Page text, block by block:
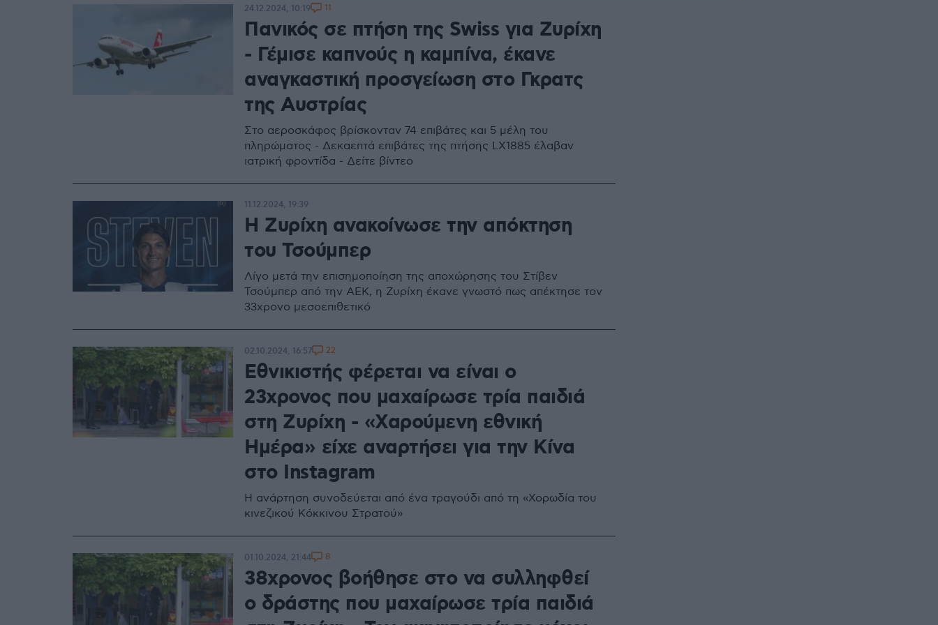
Πανικός σε πτήση της Swiss για Ζυρίχη
- Γέμισε καπνούς η καμπίνα, έκανε
αναγκαστική προσγείωση στο Γκρατς
της Αυστρίας
Στο αεροσκάφος βρίσκονταν 74 επιβάτες και 5 μέλη του
πληρώματος - Δεκαεπτά επιβάτες της πτήσης LX1885 έλαβαν
ιατρική φροντίδα - Δείτε βίντεο
24.12.2024, 10:19 11
Η Ζυρίχη ανακοίνωσε την απόκτηση
του Τσούμπερ
Λίγο μετά την επισημοποίηση της αποχώρησης του Στίβεν
Τσούμπερ από την ΑΕΚ, η Ζυρίχη έκανε γνωστό πως απέκτησε τον
33χρονο μεσοεπιθετικό
11.12.2024, 19:39
Εθνικιστής φέρεται να είναι ο
23χρονος που μαχαίρωσε τρία παιδιά
στη Ζυρίχη - «Χαρούμενη εθνική
Ημέρα» είχε αναρτήσει για την Κίνα
στο Instagram
Η ανάρτηση συνοδεύεται από ένα τραγούδι από τη «Χορωδία του
κινεζικού Κόκκινου Στρατού»
02.10.2024, 16:57 22
38χρονος βοήθησε στο να συλληφθεί
ο δράστης που μαχαίρωσε τρία παιδιά
01.10.2024, 21:44 8